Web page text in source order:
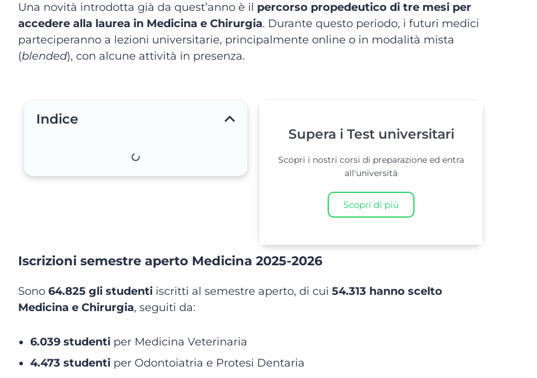
Una novità introdotta già da quest’anno è il percorso propedeutico di tre mesi per
accedere alla laurea in Medicina e Chirurgia. Durante questo periodo, i futuri medici
parteciperanno a lezioni universitarie, principalmente online o in modalità mista
(blended), con alcune attività in presenza.
Indice
Supera i Test universitari
Scopri i nostri corsi di preparazione ed entra
all'università
Scopri di più
Iscrizioni semestre aperto Medicina 2025-2026
Sono 64.825 gli studenti iscritti al semestre aperto, di cui 54.313 hanno scelto
Medicina e Chirurgia, seguiti da:
6.039 studenti per Medicina Veterinaria
4.473 studenti per Odontoiatria e Protesi Dentaria